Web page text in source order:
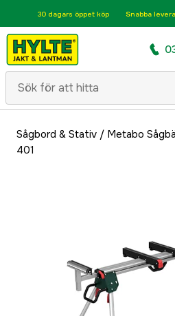
30 dagars öppet köp Snabba
Sågbord & Stativ / Metabo
401